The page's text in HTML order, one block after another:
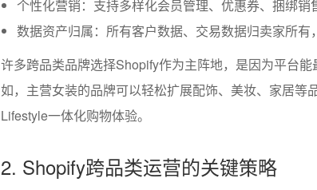
个性化营销：支持多样化会员管理、优惠券、捆绑销
数据资产归属：所有客户数据、交易数据归卖家所有
许多跨品类品牌选择Shopify作为主阵地，是因为平台
如，主营女装的品牌可以轻松扩展配饰、美妆、家居等
Lifestyle一体化购物体验。
2. Shopify跨品类运营的关键策略